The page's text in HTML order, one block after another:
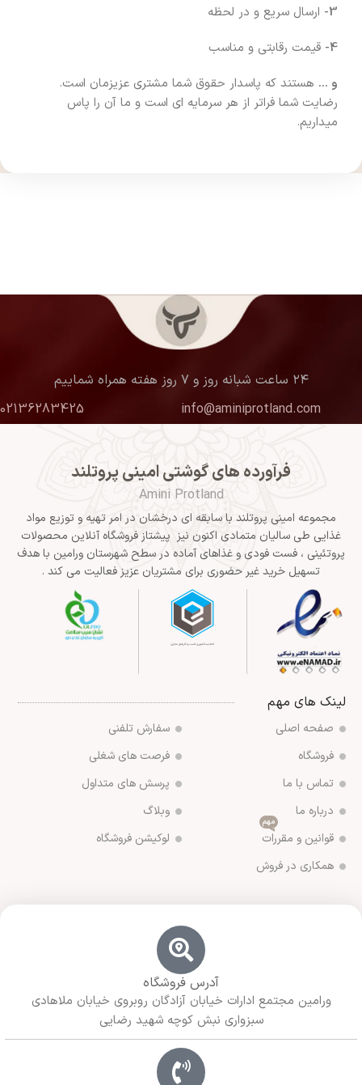
3- ارسال سریع و در لحظه
4- قیمت رقابتی و مناسب
و … هستند که پاسدار حقوق شما مشتری عزیزمان است.
رضایت شما فراتر از هر سرمایه ای است و ما آن را پاس
میداریم.
۲۴ ساعت شبانه روز و ۷ روز هفته همراه شماییم
info@aminiprotland.com
02136283425
فرآورده های گوشتی امینی پروتلند
Amini Protland
مجموعه امینی پروتلند با سابقه ای درخشان در امر تهیه و توزیع مواد
غذایی طی سالیان متمادی اکنون نیز پیشتاز فروشگاه آنلاین محصولات
پروتئینی ، فست فودی و غذاهای آماده در سطح شهرستان ورامین با هدف
تسهیل خرید غیر حضوری برای مشتریان عزیز فعالیت می کند .
لینک های مهم
صفحه اصلی
فروشگاه
تماس با ما
درباره ما
قوانین و مقررات
مهم
همکاری در فروش
سفارش تلفنی
فرصت های شغلی
پرسش های متداول
وبلاگ
لوکیشن فروشگاه
آدرس فروشگاه
ورامین مجتمع ادارات خیابان آزادگان روبروی خیابان ملاهادی
سبزواری نبش کوچه شهید رضایی